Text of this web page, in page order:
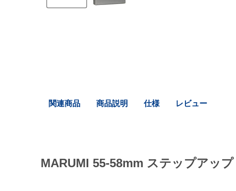
関連商品 商品説明 仕様 レビュー
MARUMI 55-58mm ステップアッ